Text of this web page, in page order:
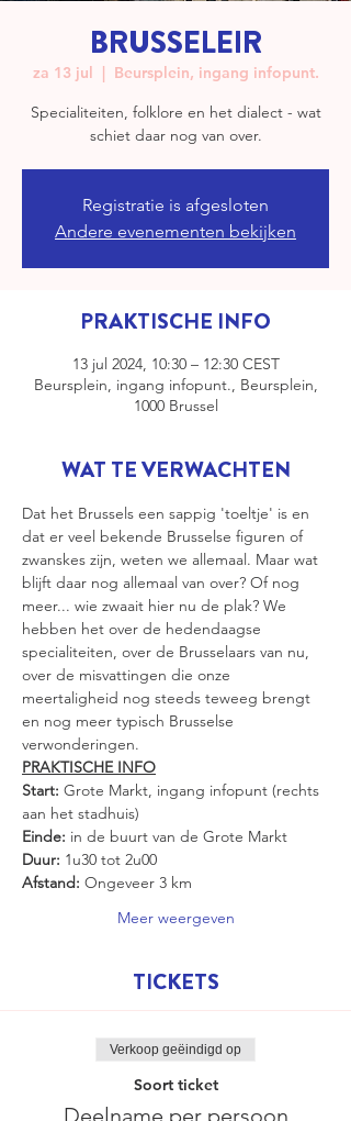
BRUSSELEIR
za 13 jul
  |
Beursplein, ingang infopunt.
Specialiteiten, folklore en het dialect - wat
schiet daar nog van over.
Registratie is afgesloten
Andere evenementen bekijken
PRAKTISCHE INFO
13 jul 2024, 10:30 – 12:30 CEST
Beursplein, ingang infopunt., Beursplein,
1000 Brussel
WAT TE VERWACHTEN
Dat het Brussels een sappig 'toeltje' is en
dat er veel bekende Brusselse figuren of
zwanskes zijn, weten we allemaal. Maar wat
blijft daar nog allemaal van over? Of nog
meer... wie zwaait hier nu de plak? We
hebben het over de hedendaagse
specialiteiten, over de Brusselaars van nu,
over de misvattingen die onze
meertaligheid nog steeds teweeg brengt
en nog meer typisch Brusselse
verwonderingen.
PRAKTISCHE INFO
Start: Grote Markt, ingang infopunt (rechts
aan het stadhuis)
Einde: in de buurt van de Grote Markt
Duur: 1u30 tot 2u00
Afstand: Ongeveer 3 km
Meer weergeven
TICKETS
Verkoop geëindigd op
Soort ticket
Deelname per persoon